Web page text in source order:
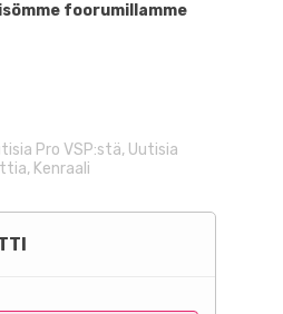
foorumillamme
Pro VSP:stä, Uutisia
, Kenraali